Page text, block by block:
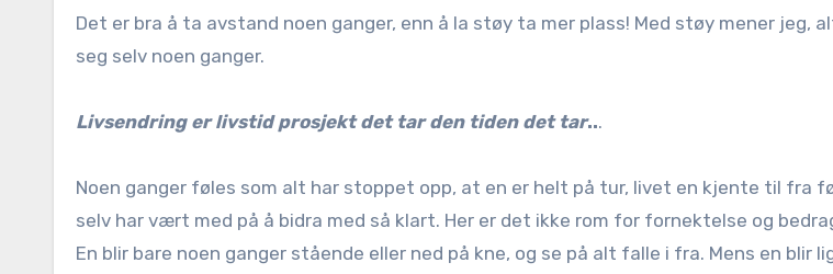
Det er bra å ta avstand noen ganger, enn å la støy ta mer plass! Med støy mener jeg,
seg selv noen ganger.
Livsendring er livstid prosjekt det tar den tiden det tar...
Noen ganger føles som alt har stoppet opp, at en er helt på tur, livet en kjente til fra
selv har vært med på å bidra med så klart. Her er det ikke rom for fornektelse og
En blir bare noen ganger stående eller ned på kne, og se på alt falle i fra. Mens en blir